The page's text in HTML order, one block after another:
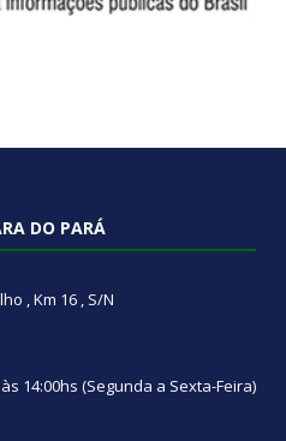
DO PARÁ
, Km 16 , S/N
14:00hs (Segunda a Sexta-Feira)